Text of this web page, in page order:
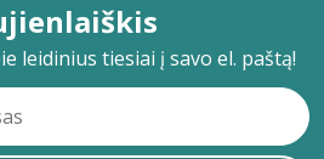
leidinius tiesiai į savo el. paštą!